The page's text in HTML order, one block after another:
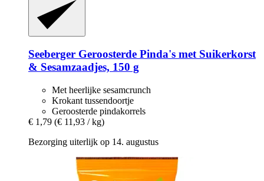
Seeberger Geroosterde Pinda's met Suikerkorst
& Sesamzaadjes, 150 g
Met heerlijke sesamcrunch
Krokant tussendoortje
Geroosterde pindakorrels
€ 1,79 (€ 11,93 / kg)
Bezorging uiterlijk op 14. augustus